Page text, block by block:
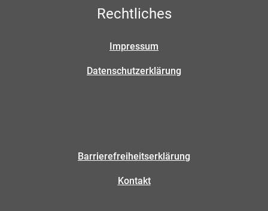
Rechtliches
Impressum
Datenschutzerklärung
Barrierefreiheitserklärung
Kontakt